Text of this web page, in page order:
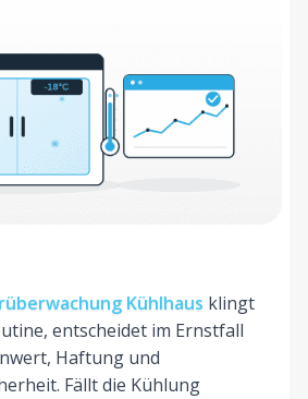
Kühlhaus klingt
entscheidet im Ernstfall
Haftung und
Fällt die Kühlung